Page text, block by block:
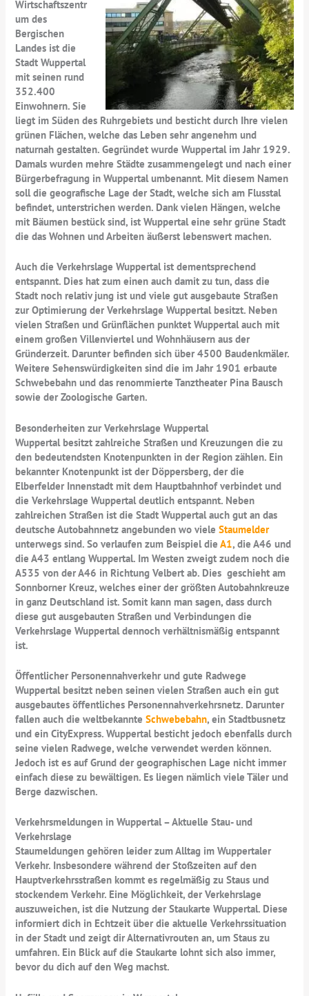
Wirtschaftszentr
um des
Bergischen
Landes ist die
Stadt Wuppertal
mit seinen rund
352.400
Einwohnern. Sie
liegt im Süden des Ruhrgebiets und besticht durch Ihre vielen
grünen Flächen, welche das Leben sehr angenehm und
naturnah gestalten. Gegründet wurde Wuppertal im Jahr 1929.
Damals wurden mehre Städte zusammengelegt und nach einer
Bürgerbefragung in Wuppertal umbenannt. Mit diesem Namen
soll die geografische Lage der Stadt, welche sich am Flusstal
befindet, unterstrichen werden. Dank vielen Hängen, welche
mit Bäumen bestück sind, ist Wuppertal eine sehr grüne Stadt
die das Wohnen und Arbeiten äußerst lebenswert machen.
Auch die Verkehrslage Wuppertal ist dementsprechend
entspannt. Dies hat zum einen auch damit zu tun, dass die
Stadt noch relativ jung ist und viele gut ausgebaute Straßen
zur Optimierung der Verkehrslage Wuppertal besitzt. Neben
vielen Straßen und Grünflächen punktet Wuppertal auch mit
einem großen Villenviertel und Wohnhäusern aus der
Gründerzeit. Darunter befinden sich über 4500 Baudenkmäler.
Weitere Sehenswürdigkeiten sind die im Jahr 1901 erbaute
Schwebebahn und das renommierte Tanztheater Pina Bausch
sowie der Zoologische Garten.
Besonderheiten zur Verkehrslage Wuppertal
Wuppertal besitzt zahlreiche Straßen und Kreuzungen die zu
den bedeutendsten Knotenpunkten in der Region zählen. Ein
bekannter Knotenpunkt ist der Döppersberg, der die
Elberfelder Innenstadt mit dem Hauptbahnhof verbindet und
die Verkehrslage Wuppertal deutlich entspannt. Neben
zahlreichen Straßen ist die Stadt Wuppertal auch gut an das
deutsche Autobahnnetz angebunden wo vieleStaumelder
unterwegs sind. So verlaufen zum Beispiel dieA1, die A46 und
die A43 entlang Wuppertal. Im Westen zweigt zudem noch die
A535 von der A46 in Richtung Velbert ab. Dies geschieht am
Sonnborner Kreuz, welches einer der größten Autobahnkreuze
in ganz Deutschland ist. Somit kann man sagen, dass durch
diese gut ausgebauten Straßen und Verbindungen die
Verkehrslage Wuppertal dennoch verhältnismäßig entspannt
ist.
Öffentlicher Personennahverkehr und gute Radwege
Wuppertal besitzt neben seinen vielen Straßen auch ein gut
ausgebautes öffentliches Personennahverkehrsnetz. Darunter
fallen auch die weltbekannteSchwebebahn, ein Stadtbusnetz
und ein CityExpress. Wuppertal besticht jedoch ebenfalls durch
seine vielen Radwege, welche verwendet werden können.
Jedoch ist es auf Grund der geographischen Lage nicht immer
einfach diese zu bewältigen. Es liegen nämlich viele Täler und
Berge dazwischen.
Verkehrsmeldungen in Wuppertal – Aktuelle Stau- und
Verkehrslage
Staumeldungen gehören leider zum Alltag im Wuppertaler
Verkehr. Insbesondere während der Stoßzeiten auf den
Hauptverkehrsstraßen kommt es regelmäßig zu Staus und
stockendem Verkehr. Eine Möglichkeit, der Verkehrslage
auszuweichen, ist die Nutzung der Staukarte Wuppertal. Diese
informiert dich in Echtzeit über die aktuelle Verkehrssituation
in der Stadt und zeigt dir Alternativrouten an, um Staus zu
umfahren. Ein Blick auf die Staukarte lohnt sich also immer,
bevor du dich auf den Weg machst.